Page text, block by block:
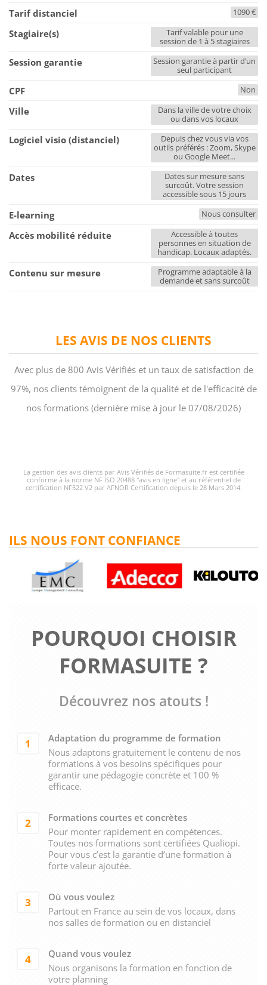
LES AVIS DE NOS CLIENTS
Avec plus de 800 Avis Vérifiés et un taux de satisfaction de
97%, nos clients témoignent de la qualité et de l'efficacité de
nos formations (dernière mise à jour le 07/08/2026)
La gestion des avis clients par Avis Vérifiés de Formasuite.fr est certifiée
conforme à la norme NF ISO 20488 "avis en ligne" et au référentiel de
certification NF522 V2 par AFNOR Certification depuis le 28 Mars 2014.
POURQUOI CHOISIR
FORMASUITE ?
Découvrez nos atouts !
1
Adaptation du programme de formation
Nous adaptons gratuitement le contenu de nos
formations à vos besoins spécifiques pour
garantir une pédagogie concrète et 100 %
efficace.
2
Formations courtes et concrètes
Pour monter rapidement en compétences.
Toutes nos formations sont certifiées Qualiopi.
Pour vous c’est la garantie d’une formation à
forte valeur ajoutée.
3
Où vous voulez
Partout en France au sein de vos locaux, dans
nos salles de formation ou en distanciel
4
Quand vous voulez
Nous organisons la formation en fonction de
votre planning
ILS NOUS FONT CONFIANCE
Tarif distanciel 1090 €
Stagiaire(s)
Tarif valable pour une
session de 1 à 5 stagiaires
Session garantie
Session garantie à partir d’un
seul participant
CPF Non
Ville
Dans la ville de votre choix
ou dans vos locaux
Logiciel visio (distanciel)
Depuis chez vous via vos
outils préférés : Zoom, Skype
ou Google Meet...
Dates
Dates sur mesure sans
surcoût. Votre session
accessible sous 15 jours
E-learning Nous consulter
Accès mobilité réduite
Accessible à toutes
personnes en situation de
handicap. Locaux adaptés.
Contenu sur mesure
Programme adaptable à la
demande et sans surcoût